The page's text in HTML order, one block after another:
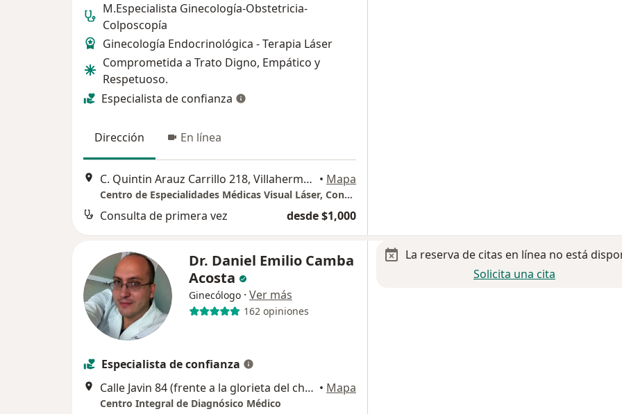
M.Especialista Ginecología-Obstetricia-
Colposcopía
Ginecología Endocrinológica - Terapia Láser
Comprometida a Trato Digno, Empático y
Respetuoso.
Especialista de confianza
Dirección En línea
C. Quintin Arauz Carrillo 218, Villahermosa • Mapa
Centro de Especialidades Médicas Visual Láser, Consultorio 203, Ginecología y Obstetricia
Consulta de primera vez desde $1,000
Dr. Daniel Emilio Camba
Acosta
Ginecólogo · Ver más
162 opiniones
Especialista de confianza
Calle Javin 84 (frente a la glorieta del chechen), Ciudad del Carmen • Mapa
Centro Integral de Diagnósico Médico
La reserva de citas en línea no está
Solicita una cita